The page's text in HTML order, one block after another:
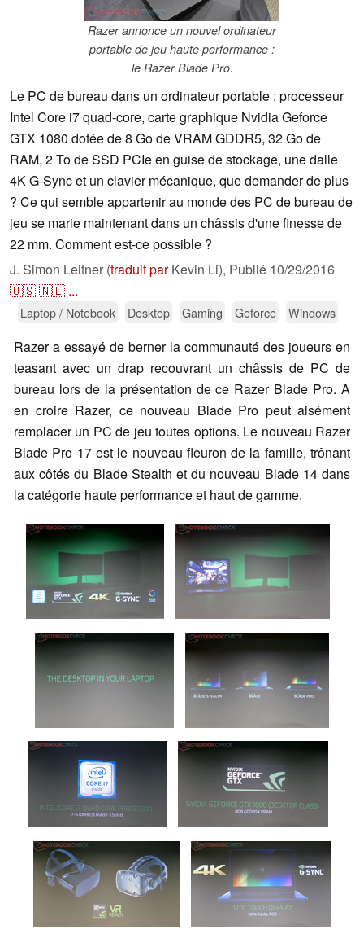
Razer annonce un nouvel ordinateur
portable de jeu haute performance :
le Razer Blade Pro.
Le PC de bureau dans un ordinateur portable : processeur
Intel Core i7 quad-core, carte graphique Nvidia Geforce
GTX 1080 dotée de 8 Go de VRAM GDDR5, 32 Go de
RAM, 2 To de SSD PCIe en guise de stockage, une dalle
4K G-Sync et un clavier mécanique, que demander de plus
? Ce qui semble appartenir au monde des PC de bureau de
jeu se marie maintenant dans un châssis d'une finesse de
22 mm. Comment est-ce possible ?
J. Simon Leitner (traduit parKevin Li), Publié 10/29/2016
🇺🇸🇳🇱 ...
Laptop / Notebook Desktop Gaming Geforce Windows
Razer a essayé de berner la communauté des joueurs en
teasant avec un drap recouvrant un châssis de PC de
bureau lors de la présentation de ce Razer Blade Pro. A
en croire Razer, ce nouveau Blade Pro peut aisément
remplacer un PC de jeu toutes options. Le nouveau Razer
Blade Pro 17 est le nouveau fleuron de la famille, trônant
aux côtés du Blade Stealth et du nouveau Blade 14 dans
la catégorie haute performance et haut de gamme.